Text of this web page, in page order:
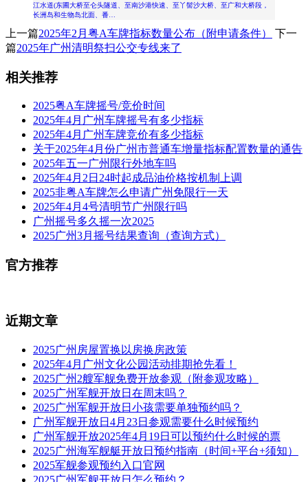
江水道(东圃大桥至仑头隧道、至南沙港快速、至丫髻沙大桥、至广和大桥段，
长洲岛和生物岛北面、番…
上一篇2025年2月粤A车牌指标数量公布（附申请条件）
下一
篇2025年广州清明祭扫公交专线来了
相关推荐
2025粤A车牌摇号/竞价时间
2025年4月广州车牌摇号有多少指标
2025年4月广州车牌竞价有多少指标
关于2025年4月份广州市普通车增量指标配置数量的通告
2025年五一广州限行外地车吗
2025年4月2日24时起成品油价格按机制上调
2025非粤A车牌怎么申请广州免限行一天
2025年4月4号清明节广州限行吗
广州摇号多久摇一次2025
2025广州3月摇号结果查询（查询方式）
官方推荐
近期文章
2025广州房屋置换以房换房政策
2025年4月广州文化公园活动排期抢先看！
2025广州2艘军舰免费开放参观（附参观攻略）
2025广州军舰开放日在周末吗？
2025广州军舰开放日小孩需要单独预约吗？
广州军舰开放日4月23日参观需要什么时候预约
广州军舰开放2025年4月19日可以预约什么时候的票
2025广州海军舰艇开放日预约指南（时间+平台+须知）
2025军舰参观预约入口官网